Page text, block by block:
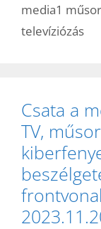
media1 műsor
televíziózás
Csata a
TV,